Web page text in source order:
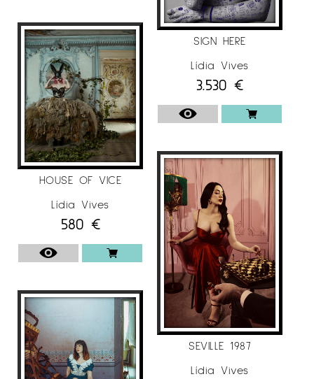
Honorable Mention, Nudes (Professional),
Chromatic Awards, USA
Artist Of The Month
2022
1st Prize, Nude (Professional), Chromatic Awards,
USA
Gold Medal, Self-portrait, Trierenberg Super
Circuit, Wels, Austria
Gold – Photographer of the Year 2021
(Professional)
, Muse Photography Awards, New
York, USA
Gold – Fine Art Photographer of the Year
2020, Fine Art (Professional), Monochrome
Awards
2013
Vogue Italia, “Honey lips” Best of Vogue
HOUSE OF VICE
Lídia Vives
580 €
SIGN HERE
Lídia Vives
3.530 €
SEVILLE 1987
Lídia Vives